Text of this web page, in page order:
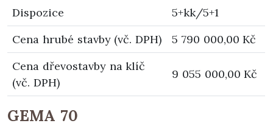
Dispozice
5+kk/5+1
Cena hrubé stavby (vč. DPH)
5 790 000,00 Kč
Cena dřevostavby na klíč
(vč. DPH)
9 055 000,00 Kč
GEMA 70